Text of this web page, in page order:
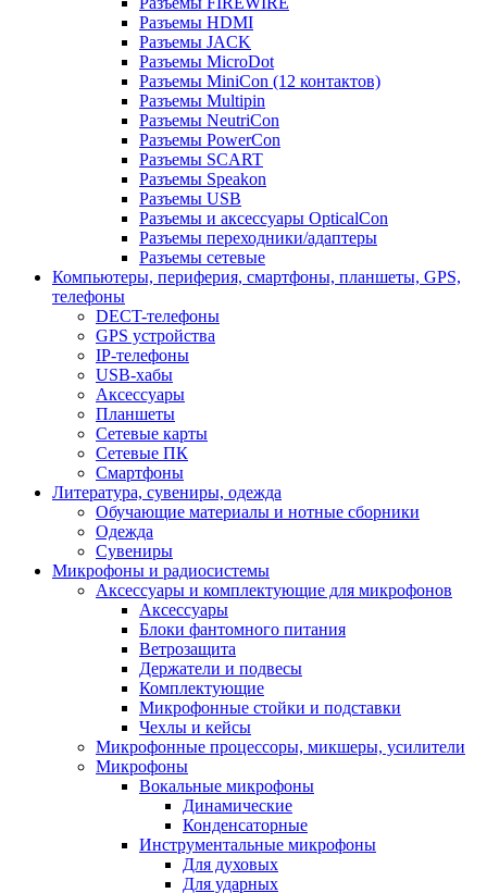
Разъемы HDMI
Разъемы JACK
Разъемы MicroDot
Разъемы MiniCon (12 контактов)
Разъемы Multipin
Разъемы NeutriCon
Разъемы PowerCon
Разъемы SCART
Разъемы Speakon
Разъемы USB
Разъемы и аксессуары OpticalCon
Разъемы переходники/адаптеры
Разъемы сетевые
Компьютеры, периферия, смартфоны, планшеты, GPS,
телефоны
DECT-телефоны
GPS устройства
IP-телефоны
USB-хабы
Аксессуары
Планшеты
Сетевые карты
Сетевые ПК
Смартфоны
Литература, сувениры, одежда
Обучающие материалы и нотные сборники
Одежда
Сувениры
Микрофоны и радиосистемы
Аксессуары и комплектующие для микрофонов
Аксессуары
Блоки фантомного питания
Ветрозащита
Держатели и подвесы
Комплектующие
Микрофонные стойки и подставки
Чехлы и кейсы
Микрофонные процессоры, микшеры, усилители
Микрофоны
Вокальные микрофоны
Динамические
Конденсаторные
Инструментальные микрофоны
Для духовых
Для ударных